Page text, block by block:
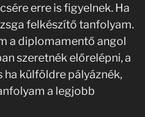
erre is figyelnek. Ha
felkészítő tanfolyam.
a diplomamentő angol
szeretnék előrelépni, a
külföldre pályáznék,
a legjobb